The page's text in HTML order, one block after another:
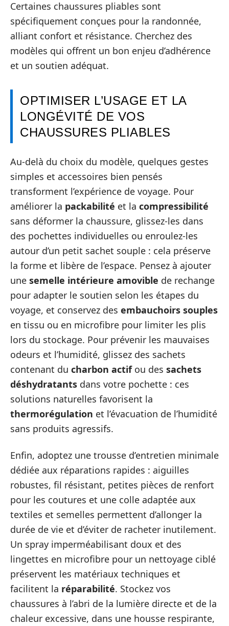
Certaines chaussures pliables sont
spécifiquement conçues pour la randonnée,
alliant confort et résistance. Cherchez des
modèles qui offrent un bon enjeu d’adhérence
et un soutien adéquat.
OPTIMISER L’USAGE ET LA
LONGÉVITÉ DE VOS
CHAUSSURES PLIABLES
Au-delà du choix du modèle, quelques gestes
simples et accessoires bien pensés
transforment l’expérience de voyage. Pour
améliorer la packabilité et la compressibilité
sans déformer la chaussure, glissez-les dans
des pochettes individuelles ou enroulez-les
autour d’un petit sachet souple : cela préserve
la forme et libère de l’espace. Pensez à ajouter
une semelle intérieure amovible de rechange
pour adapter le soutien selon les étapes du
voyage, et conservez des embauchoirs souples
en tissu ou en microfibre pour limiter les plis
lors du stockage. Pour prévenir les mauvaises
odeurs et l’humidité, glissez des sachets
contenant du charbon actifou des sachets
déshydratants dans votre pochette : ces
solutions naturelles favorisent la
thermorégulation et l’évacuation de l’humidité
sans produits agressifs.
Enfin, adoptez une trousse d’entretien minimale
dédiée aux réparations rapides : aiguilles
robustes, fil résistant, petites pièces de renfort
pour les coutures et une colle adaptée aux
textiles et semelles permettent d’allonger la
durée de vie et d’éviter de racheter inutilement.
Un spray imperméabilisant doux et des
lingettes en microfibre pour un nettoyage ciblé
préservent les matériaux techniques et
facilitent la réparabilité. Stockez vos
chaussures à l’abri de la lumière directe et de la
chaleur excessive, dans une housse respirante,